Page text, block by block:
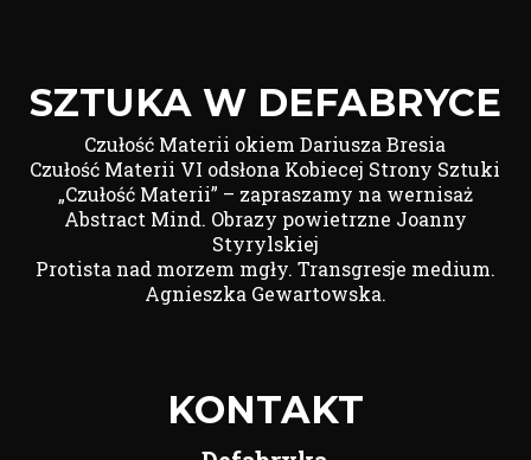
SZTUKA W DEFABRYCE
Czułość Materii okiem Dariusza Bresia
Czułość Materii VI odsłona Kobiecej Strony Sztuki
„Czułość Materii” – zapraszamy na wernisaż
Abstract Mind. Obrazy powietrzne Joanny
Styrylskiej
Protista nad morzem mgły. Transgresje medium.
Agnieszka Gewartowska.
KONTAKT